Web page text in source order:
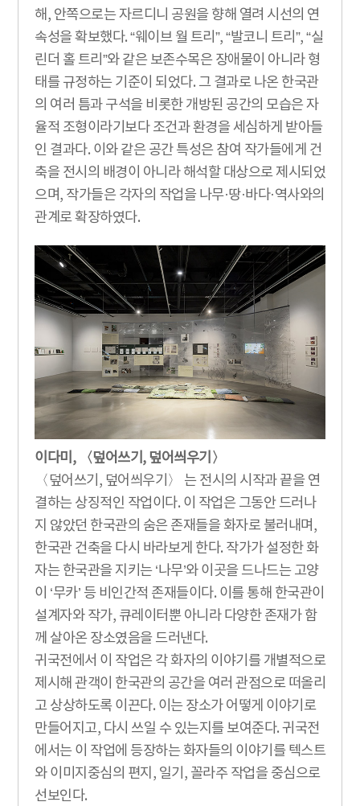
해, 안쪽으로는 자르디니 공원을 향해 열려 시선의 연
속성을 확보했다. “웨이브 월 트리”, “발코니 트리”, “실
린더 홀 트리”와 같은 보존수목은 장애물이 아니라 형
태를 규정하는 기준이 되었다. 그 결과로 나온 한국관
의 여러 틈과 구석을 비롯한 개방된 공간의 모습은 자
율적 조형이라기보다 조건과 환경을 세심하게 받아들
인 결과다. 이와 같은 공간 특성은 참여 작가들에게 건
축을 전시의 배경이 아니라 해석할 대상으로 제시되었
으며, 작가들은 각자의 작업을 나무·땅·바다·역사와의
관계로 확장하였다.
이다미, 〈덮어쓰기, 덮어씌우기〉
〈덮어쓰기, 덮어씌우기〉 는 전시의 시작과 끝을 연
결하는 상징적인 작업이다. 이 작업은 그동안 드러나
지 않았던 한국관의 숨은 존재들을 화자로 불러내며,
한국관 건축을 다시 바라보게 한다. 작가가 설정한 화
자는 한국관을 지키는 ‘나무’와 이곳을 드나드는 고양
이 ‘무카’ 등 비인간적 존재들이다. 이를 통해 한국관이
설계자와 작가, 큐레이터뿐 아니라 다양한 존재가 함
께 살아온 장소였음을 드러낸다.
귀국전에서 이 작업은 각 화자의 이야기를 개별적으로
제시해 관객이 한국관의 공간을 여러 관점으로 떠올리
고 상상하도록 이끈다. 이는 장소가 어떻게 이야기로
만들어지고, 다시 쓰일 수 있는지를 보여준다. 귀국전
에서는 이 작업에 등장하는 화자들의 이야기를 텍스트
와 이미지중심의 편지, 일기, 꼴라주 작업을 중심으로
선보인다.